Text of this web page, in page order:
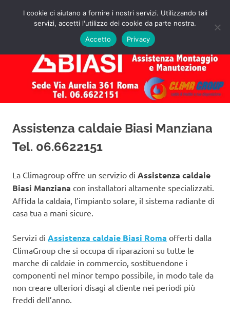
Assistenza
Caldaie
Biasi
Roma
Preventivo!
MENU
Assistenza caldaie Biasi Manziana
Tel. 06.6622151
La Climagroup offre un servizio di Assistenza caldaie
Biasi Manziana con installatori altamente specializzati.
Affida la caldaia, l’impianto solare, il sistema radiante di
casa tua a mani sicure.
Servizi di Assistenza caldaie Biasi Roma offerti dalla
ClimaGroup che si occupa di riparazioni su tutte le
marche di caldaie in commercio, sostituendone i
componenti nel minor tempo possibile, in modo tale da
non creare ulteriori disagi al cliente nei periodi più
freddi dell’anno.
I cookie ci aiutano a fornire i nostri servizi. Utilizzando tali
servizi, accetti l'utilizzo dei cookie da parte nostra.
Accetto
Privacy